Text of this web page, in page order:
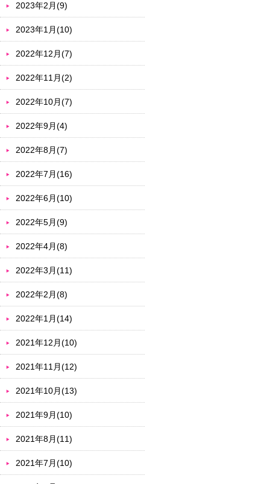
2023年2月(9)
2023年1月(10)
2022年12月(7)
2022年11月(2)
2022年10月(7)
2022年9月(4)
2022年8月(7)
2022年7月(16)
2022年6月(10)
2022年5月(9)
2022年4月(8)
2022年3月(11)
2022年2月(8)
2022年1月(14)
2021年12月(10)
2021年11月(12)
2021年10月(13)
2021年9月(10)
2021年8月(11)
2021年7月(10)